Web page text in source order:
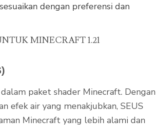
dengan preferensi dan
MINECRAFT 1.21
paket shader Minecraft. Dengan
efek air yang menakjubkan, SEUS
Minecraft yang lebih alami dan